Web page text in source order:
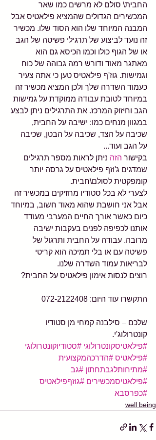
החבית\ סולם לא מרשים כמו שאר
המכשירים הגדולים שהמציא פילאטיס אבל
המבנה המיוחד שלו הוא הסוד שלו. מכשיר
זה נועד לביצוע של תרגילי פשיטה של הגב
או של הגוף כולו וכמו הכיסא גם הוא
מאתגר מאוד ודורש רמה גבוהה של כוח
וגמישות. גוז'ף פילאטיס טען כי אתה צעיר
כעמוד השדרה שלך ולכן המציא מכשיר זה
במיוחד לטובת עבודה ממוקדת על גמישות
הגב וחיזוק המרכז. את התרגילים ניתן לבצע
במגוון מנחים כמו: ישיבה על החבית,
שכיבה על הצד, שכיבה על הבטן, שכיבה
על הגב ועוד...
בקישור הזה ניתן לראות מספר תרגילים
שמדגים ג'וזף פילאטיס על גרסה יותר
קומפקטית לסולם\חבית.
לצערי לא בכל סטודיו מחזיקים במכשיר זה
אבל אני חושבת שהוא מאוד חשוב, במיוחד
כיום כאשר אורך החיים המערבי מעודד
אותנו לכפיפה לפנים בעקבות ישיבה
מרובה. עבודה על החבית ותרגול של
פשיטה עם או בלי תמיכה הוא קריטי
לבריאות עמוד השדרה שלנו.
רוצים לנסות אימון פילאטיס על החבית?
התקשרו עוד היום: 072-2122408
שלכם – סילבנה קמחי מן סטודיו
קונטרולוג'י.
#פילאטיסקונטרולוגי #סטודיוקונטרולוגי
#פילאטיס #הדרכהמקצועית
#מתיחותלגבתחתון #גב
#פילאטיסמכשירים #גוזףפילאטיס
#כפרסבא
well being